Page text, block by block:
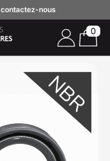
contactez-nous
0